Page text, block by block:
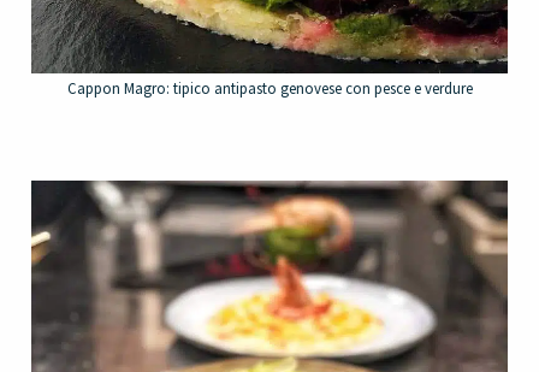
Cappon Magro: tipico antipasto genovese con pesce e verdure